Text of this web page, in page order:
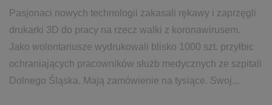
Pasjonaci nowych technologii zakasali rękawy i zaprzęgli
drukarki 3D do pracy na rzecz walki z koronawirusem.
Jako wolontariusze wydrukowali blisko 1000 szt. przyłbic
ochraniających pracowników służb medycznych ze szpitali
Dolnego Śląska. Mają zamówienie na tysiące. Swoj...